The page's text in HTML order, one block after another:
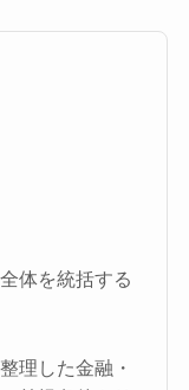
体を統括する
理した金融・